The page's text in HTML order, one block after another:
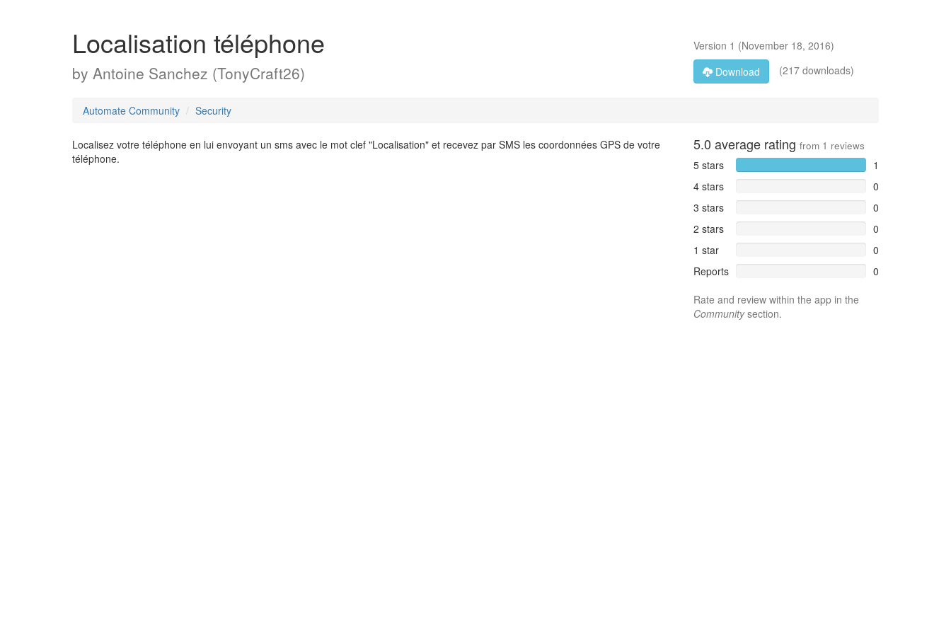
Localisation téléphone
by Antoine Sanchez (TonyCraft26)
Version 1 (November 18, 2016)
Download
(217 downloads)
Automate Community Security
Localisez votre téléphone en lui envoyant un sms avec le mot clef "Localisation" et recevez par SMS les coordonnées GPS de votre
téléphone.
5.0 average rating from 1 reviews
5 stars
1
4 stars
0
3 stars
0
2 stars
0
1 star
0
Reports
0
Rate and review within the app in the
Communitysection.